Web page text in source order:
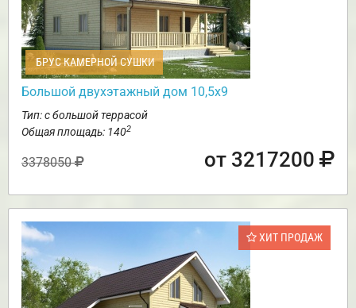
БРУС КАМЕРНОЙ СУШКИ
Большой двухэтажный дом 10,5х9
Тип: с большой террасой
Общая площадь: 1402
3378050 от 3217200
ХИТ ПРОДАЖ